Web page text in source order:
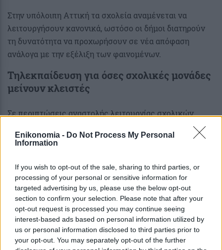
Enikonomia - Do Not Process My Personal
Information
If you wish to opt-out of the sale, sharing to third parties, or
processing of your personal or sensitive information for
targeted advertising by us, please use the below opt-out
section to confirm your selection. Please note that after your
opt-out request is processed you may continue seeing
interest-based ads based on personal information utilized by
us or personal information disclosed to third parties prior to
your opt-out. You may separately opt-out of the further
Στην υπόλοιπη Αττική τα σχολεία αναμένεται να
λειτουργήσουν κανονικά, ωστόσο οι δήμοι διατηρούν
τη δυνατότητα να προχωρήσουν σε νέα απόφαση
ανάλογα με την εξέλιξη των φαινομένων.
Τηλεκπαίδευση για όσες σχολικές μονάδες
μείνουν κλειστές
Σε περιπτώσεις αναστολής λειτουργίας σχολικών
μονάδων με απόφαση περιφερειάρχη ή δημάρχου, λόγω
δυσμενών καιρικών συνθηκών ή έκτακτων γεγονότων,
τηλεκπαίδευση, όπου αυτό είναι εφικτό, σύμφωνα με
το υπουργείο Παιδείας.
Δεδομένου ότι σε ορισμένους Δήμους οι αποφάσεις
αναστολής μπορεί να λαμβάνονται οποιαδήποτε ώρα, η
τηλεκπαίδευση ενεργοποιείται άμεσα, ώστε να
διασφαλίζεται η συνέχιση της εκπαιδευτικής